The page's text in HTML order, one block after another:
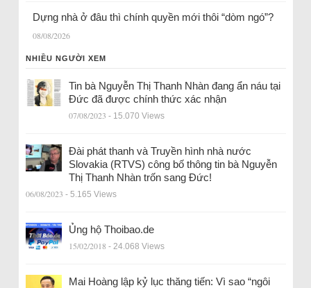
Dựng nhà ở đâu thì chính quyền mới thôi “dòm ngó”?
08/08/2026
NHIỀU NGƯỜI XEM
Tin bà Nguyễn Thị Thanh Nhàn đang ẩn náu tại
Đức đã được chính thức xác nhận
07/08/2023 - 15.070 Views
Đài phát thanh và Truyền hình nhà nước
Slovakia (RTVS) công bố thông tin bà Nguyễn
Thị Thanh Nhàn trốn sang Đức!
06/08/2023 - 5.165 Views
Ủng hộ Thoibao.de
15/02/2018 - 24.068 Views
Mai Hoàng lập kỷ lục thăng tiến: Vì sao “ngôi